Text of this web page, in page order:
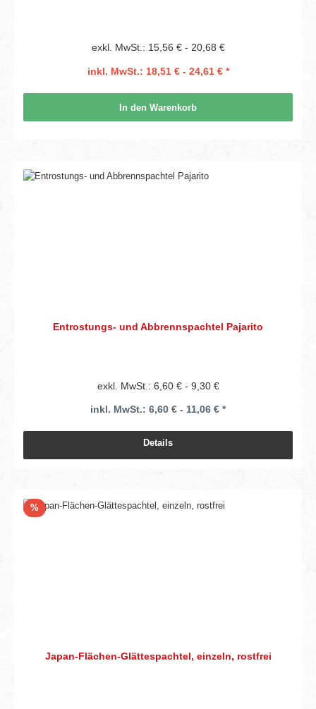
exkl. MwSt.: 15,56 € - 20,68 €
inkl. MwSt.: 18,51 € - 24,61 € *
In den Warenkorb
Entrostungs- und Abbrennspachtel Pajarito
exkl. MwSt.: 6,60 € - 9,30 €
inkl. MwSt.: 6,60 € - 11,06 € *
Details
%Rabatt
Japan-Flächen-Glättespachtel, einzeln, rostfrei